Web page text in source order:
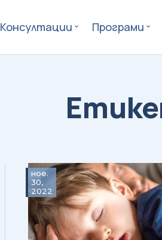
Консултации Програми
ное.
30,
2022